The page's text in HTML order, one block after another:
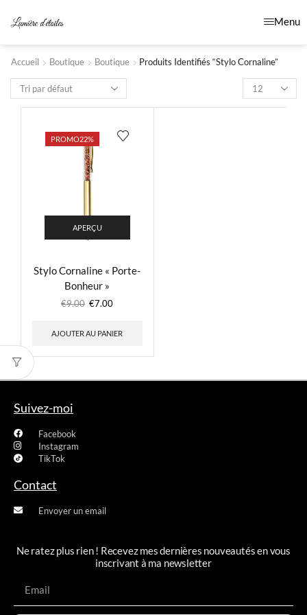
Menu
Accueil Boutique Boutique Produits Identifiés “stylo Cornaline”
PROMO22%
APERÇU
Stylo Cornaline « Porte-
Bonheur »
€9.00 €7.00
AJOUTER AU PANIER
Suivez-moi
Facebook
Instagram
TikTok
Contact
Envoyer un email
Ne ratez plus rien ! Recevez mes dernières nouveautés en vous
inscrivant à ma newsletter